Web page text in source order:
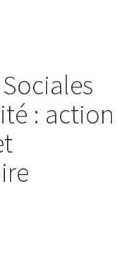
: action